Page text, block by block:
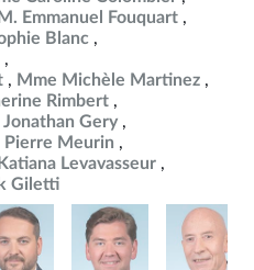
M. Emmanuel Fouquart
Blanc
Mme Michèle Martinez
Rimbert
Jonathan Gery
Pierre Meurin
Levavasseur
Giletti